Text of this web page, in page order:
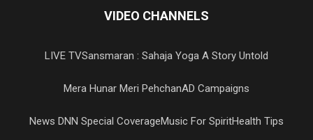
VIDEO CHANNELS
LIVE TVSansmaran : Sahaja Yoga A Story Untold
Mera Hunar Meri PehchanAD Campaigns
News DNN Special CoverageMusic For SpiritHealth Tips